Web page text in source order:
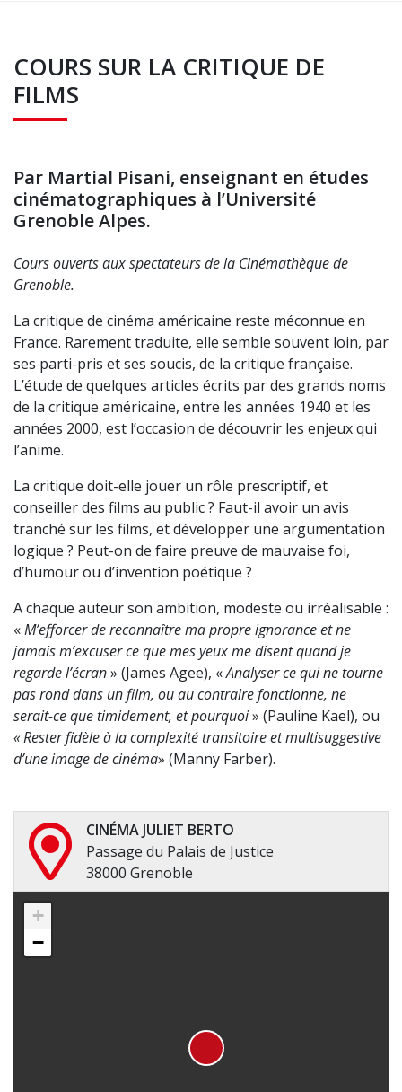
COURS SUR LA CRITIQUE DE
FILMS
Par Martial Pisani, enseignant en études
cinématographiques à l’Université
Grenoble Alpes.
Cours ouverts aux spectateurs de la Cinémathèque de
Grenoble.
La critique de cinéma américaine reste méconnue en
France. Rarement traduite, elle semble souvent loin, par
ses parti-pris et ses soucis, de la critique française.
L’étude de quelques articles écrits par des grands noms
de la critique américaine, entre les années 1940 et les
années 2000, est l’occasion de découvrir les enjeux qui
l’anime.
La critique doit-elle jouer un rôle prescriptif, et
conseiller des films au public ? Faut-il avoir un avis
tranché sur les films, et développer une argumentation
logique ? Peut-on de faire preuve de mauvaise foi,
d’humour ou d’invention poétique ?
A chaque auteur son ambition, modeste ou irréalisable :
«M’efforcer de reconnaître ma propre ignorance et ne
jamais m’excuser ce que mes yeux me disent quand je
regarde l’écran» (James Agee), «Analyser ce qui ne tourne
pas rond dans un film, ou au contraire fonctionne, ne
serait-ce que timidement, et pourquoi» (Pauline Kael), ou
« Rester fidèle à la complexité transitoire et multisuggestive
d’une image de cinéma» (Manny Farber).
CINÉMA JULIET BERTO
Passage du Palais de Justice
38000 Grenoble
+
−